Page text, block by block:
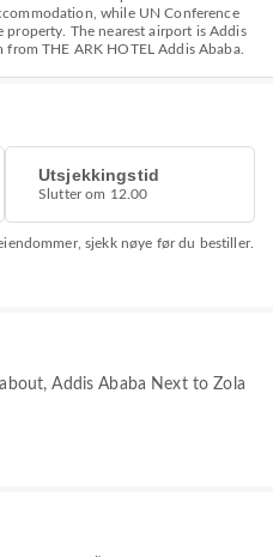
while UN Conference
property. The nearest airport is Addis
THE ARK HOTEL Addis Ababa.
Utsjekkingstid
Slutter om 12.00
sjekk nøye før du bestiller.
Addis Ababa Next to Zola